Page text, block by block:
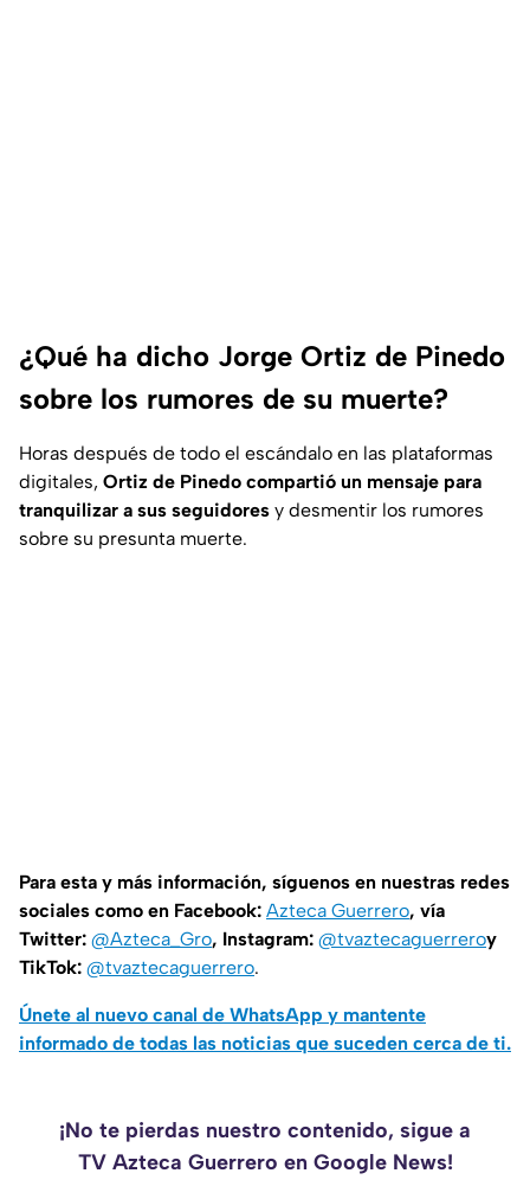
¿Qué ha dicho Jorge Ortiz de Pinedo
sobre los rumores de su muerte?
Horas después de todo el escándalo en las plataformas
digitales, Ortiz de Pinedo compartió un mensaje para
tranquilizar a sus seguidores y desmentir los rumores
sobre su presunta muerte.
Para esta y más información, síguenos en nuestras redes
sociales como en Facebook: Azteca Guerrero, vía
Twitter: @Azteca_Gro, Instagram: @tvaztecaguerreroy
TikTok: @tvaztecaguerrero.
Únete al nuevo canal de WhatsApp y mantente
informado de todas las noticias que suceden cerca de ti.
¡No te pierdas nuestro contenido, sigue a
TV Azteca Guerrero en Google News!